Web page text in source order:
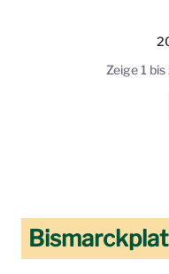
Zeige 1